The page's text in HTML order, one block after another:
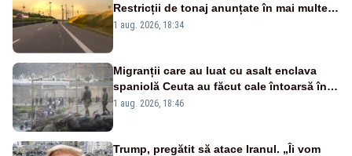
Restricții de tonaj anunțate în mai multe
județe
1 aug. 2026, 18:34
Migranții care au luat cu asalt enclava
spaniolă Ceuta au făcut cale întoarsă în
Maroc. Anunțul Ursulei von der Leyen
1 aug. 2026, 18:46
Trump, pregătit să atace Iranul. „Îi vom